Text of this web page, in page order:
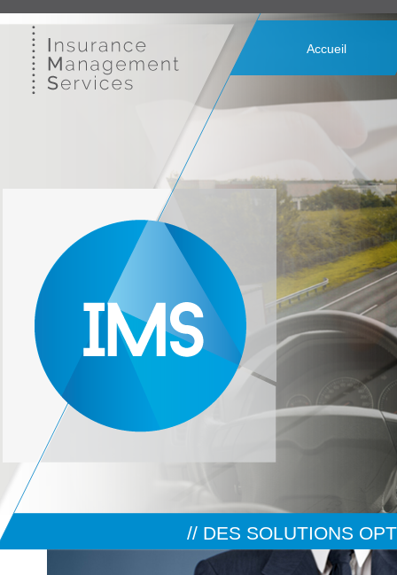
Accueil
// DES SOLUTIONS